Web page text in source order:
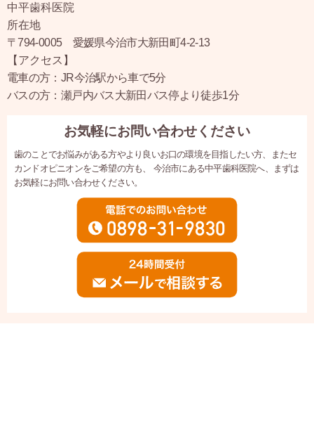
中平歯科医院
所在地
〒794-0005 愛媛県今治市大新田町4-2-13
【アクセス】
電車の方：JR今治駅から車で5分
バスの方：瀬戸内バス大新田バス停より徒歩1分
お気軽にお問い合わせください
歯のことでお悩みがある方やより良いお口の環境を目指したい方、またセ
カンドオピニオンをご希望の方も、
今治市にある中平歯科医院へ、まずは
お気軽にお問い合わせください。